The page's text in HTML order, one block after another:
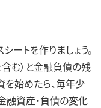
トを作りましょう。
む）と金融負債の残
を始めたら、毎年少
融資産・負債の変化